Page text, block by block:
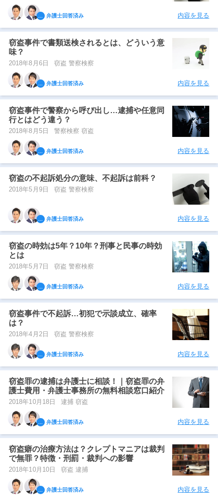
弁護士回答済み 内容を見る
窃盗事件で書類送検されるとは、どういう意
味？
2018年8月6日 窃盗 警察検察
弁護士回答済み 内容を見る
窃盗事件で警察から呼び出し…逮捕や任意同
行とはどう違う？
2018年8月5日 警察検察 窃盗
弁護士回答済み 内容を見る
窃盗の不起訴処分の意味、不起訴は前科？
2018年5月9日 窃盗 警察検察
弁護士回答済み 内容を見る
窃盗の時効は5年？10年？刑事と民事の時効
とは
2018年5月7日 窃盗 警察検察
弁護士回答済み 内容を見る
窃盗事件で不起訴…初犯で示談成立、確率
は？
2018年4月2日 窃盗 警察検察
弁護士回答済み 内容を見る
窃盗罪の逮捕は弁護士に相談！｜窃盗罪の弁
護士費用・弁護士事務所の無料相談窓口紹介
2018年10月18日 逮捕 窃盗
弁護士回答済み 内容を見る
窃盗癖の治療方法は？クレプトマニアは裁判
で無罪？特徴・刑罰・裁判への影響
2018年10月10日 窃盗 逮捕
弁護士回答済み 内容を見る